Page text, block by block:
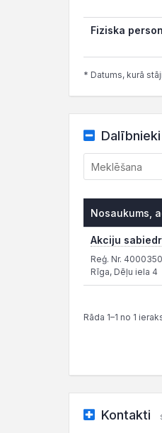
Fiziska
* Datums, kurā
Dalībnieki
Nosaukums,
Akciju
Reģ. Nr.
Rīga, Dēļu iela 4
Rāda 1–1 no 1
Kontakti